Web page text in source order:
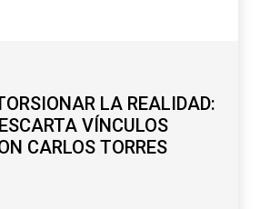
LA REALIDAD:
VÍNCULOS
CARLOS TORRES